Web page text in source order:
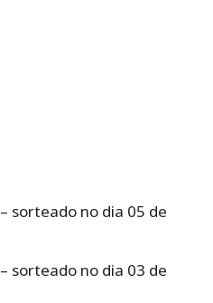
– sorteado no dia 05 de
– sorteado no dia 03 de